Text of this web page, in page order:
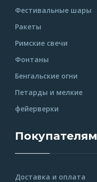
Фестивальные шары
Ракеты
Римские свечи
Фонтаны
Бенгальские огни
Петарды и мелкие
фейерверки
Покупателям
Доставка и оплата